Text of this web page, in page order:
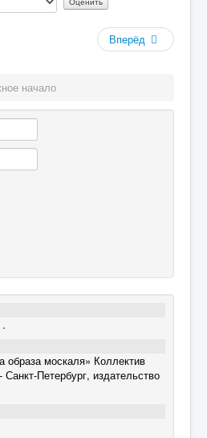
Вперёд
начало
образа москаля» Коллектив
Петербург, издательство